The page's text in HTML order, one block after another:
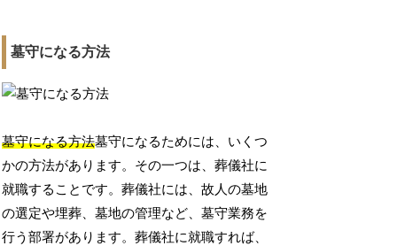
墓守になる方法
墓守になる方法墓守になるためには、いくつ
かの方法があります。その一つは、葬儀社に
就職することです。葬儀社には、故人の墓地
の選定や埋葬、墓地の管理など、墓守業務を
行う部署があります。葬儀社に就職すれば、